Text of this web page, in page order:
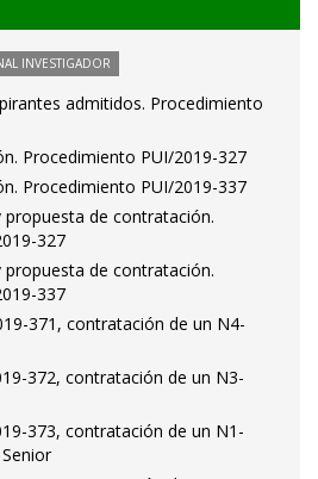
INVESTIGADOR
admitidos. Procedimiento
Procedimiento PUI/2019-327
Procedimiento PUI/2019-337
propuesta de contratación.
327
propuesta de contratación.
337
371, contratación de un N4-
372, contratación de un N3-
373, contratación de un N1-